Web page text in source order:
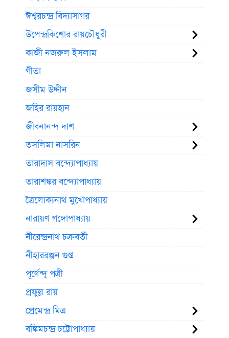
ঈশ্বরচন্দ্র বিদ্যাসাগর
উপেন্দ্রকিশোর রায়চৌধুরী
কাজী নজরুল ইসলাম
গীতা
জসীম উদ্দীন
জহির রায়হান
জীবনানন্দ দাশ
তসলিমা নাসরিন
তারাদাস বন্দ্যোপাধ্যায়
তারাশঙ্কর বন্দ্যোপাধ্যায়
ত্রৈলোক্যনাথ মুখোপাধ্যায়
নারায়ণ গঙ্গোপাধ্যায়
নীরেন্দ্রনাথ চক্রবর্তী
নীহাররঞ্জন গুপ্ত
পূর্ণেন্দু পত্রী
প্রফুল্ল রায়
প্রেমেন্দ্র মিত্র
বঙ্কিমচন্দ্র চট্টোপাধ্যায়